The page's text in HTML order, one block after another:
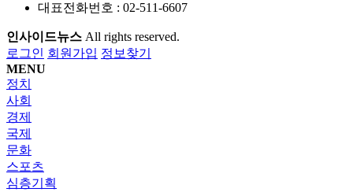
대표전화번호 : 02-511-6607
인사이드뉴스 All rights reserved.
로그인 회원가입 정보찾기
MENU
정치
사회
경제
국제
문화
스포츠
심층기획